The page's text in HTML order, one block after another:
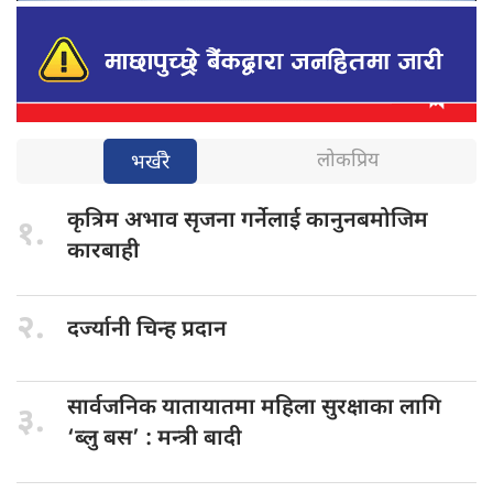
भर्खरै लोकप्रिय
१. कृत्रिम अभावसृजना गर्नेलाई कानुनबमोजिम
कारबाही
२. दर्ज्यानी चिन्हप्रदान
३. सार्वजनिक यातायातमामहिला सुरक्षाका लागि
‘ब्लु बस’ : मन्त्री बादी